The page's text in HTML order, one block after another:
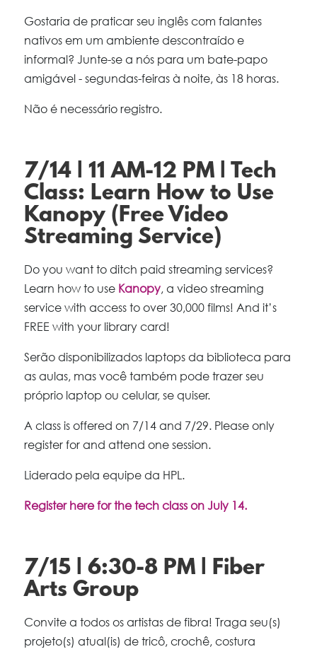
Gostaria de praticar seu inglês com falantes
nativos em um ambiente descontraído e
informal? Junte-se a nós para um bate-papo
amigável - segundas-feiras à noite, às 18 horas.
Não é necessário registro.
7/14 | 11 AM-12 PM | Tech
Class: Learn How to Use
Kanopy (Free Video
Streaming Service)
Do you want to ditch paid streaming services?
Learn how to use Kanopy, a video streaming
service with access to over 30,000 films! And it’s
FREE with your library card!
Serão disponibilizados laptops da biblioteca para
as aulas, mas você também pode trazer seu
próprio laptop ou celular, se quiser.
A class is offered on 7/14 and 7/29. Please only
register for and attend one session.
Liderado pela equipe da HPL.
Register here for the tech class on July 14.
7/15 | 6:30-8 PM | Fiber
Arts Group
Convite a todos os artistas de fibra! Traga seu(s)
projeto(s) atual(is) de tricô, crochê, costura